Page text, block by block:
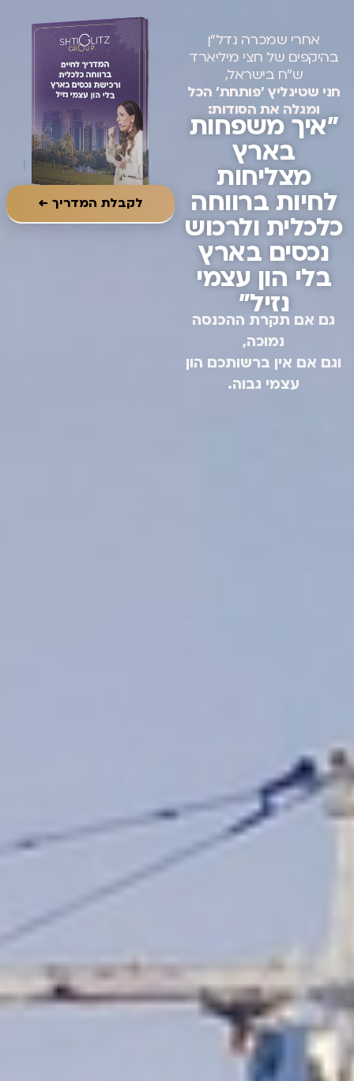
אחרי שמכרה נדל״ן
בהיקפים של חצי מיליארד
ש״ח בישראל,
חני שטיגליץ ׳פותחת׳ הכל
ומגלה את הסודות:
״איך משפחות
בארץ
מצליחות
לחיות ברווחה
כלכלית ולרכוש
נכסים בארץ
בלי הון עצמי
נזיל״
גם אם תקרת ההכנסה
נמוכה,
וגם אם אין ברשותכם הון
עצמי גבוה.
לקבלת המדריך ←